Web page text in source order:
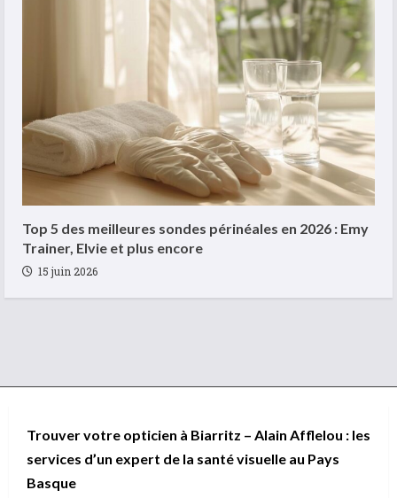
Top 5 des meilleures sondes périnéales en 2026 : Emy
Trainer, Elvie et plus encore
15 juin 2026
Trouver votre opticien à Biarritz – Alain Afflelou : les
services d’un expert de la santé visuelle au Pays
Basque